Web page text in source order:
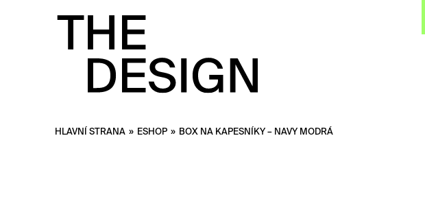
HLAVNÍ STRANA » ESHOP » BOX NA KAPESNÍKY – NAVY MODRÁ